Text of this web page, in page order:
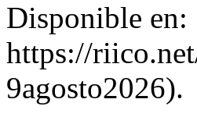
Disponible en:
https://
9agosto2026).